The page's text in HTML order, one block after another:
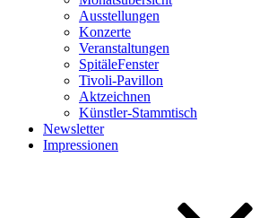
Ausstellungen
Konzerte
Veranstaltungen
SpitäleFenster
Tivoli-Pavillon
Aktzeichnen
Künstler-Stammtisch
Newsletter
Impressionen